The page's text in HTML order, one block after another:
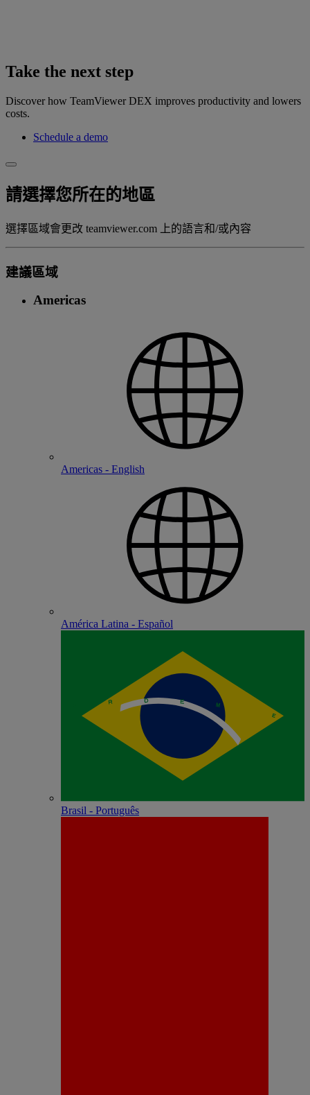
Take the next step
Discover how TeamViewer DEX improves productivity and lowers
costs.
Schedule a demo
請選擇您所在的地區
選擇區域會更改 teamviewer.com 上的語言和/或內容
建議區域
Americas
Americas - English
América Latina - Español
Brasil - Português